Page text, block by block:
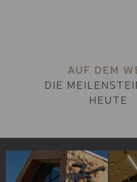
AUF DEM
DIE
HEUTE